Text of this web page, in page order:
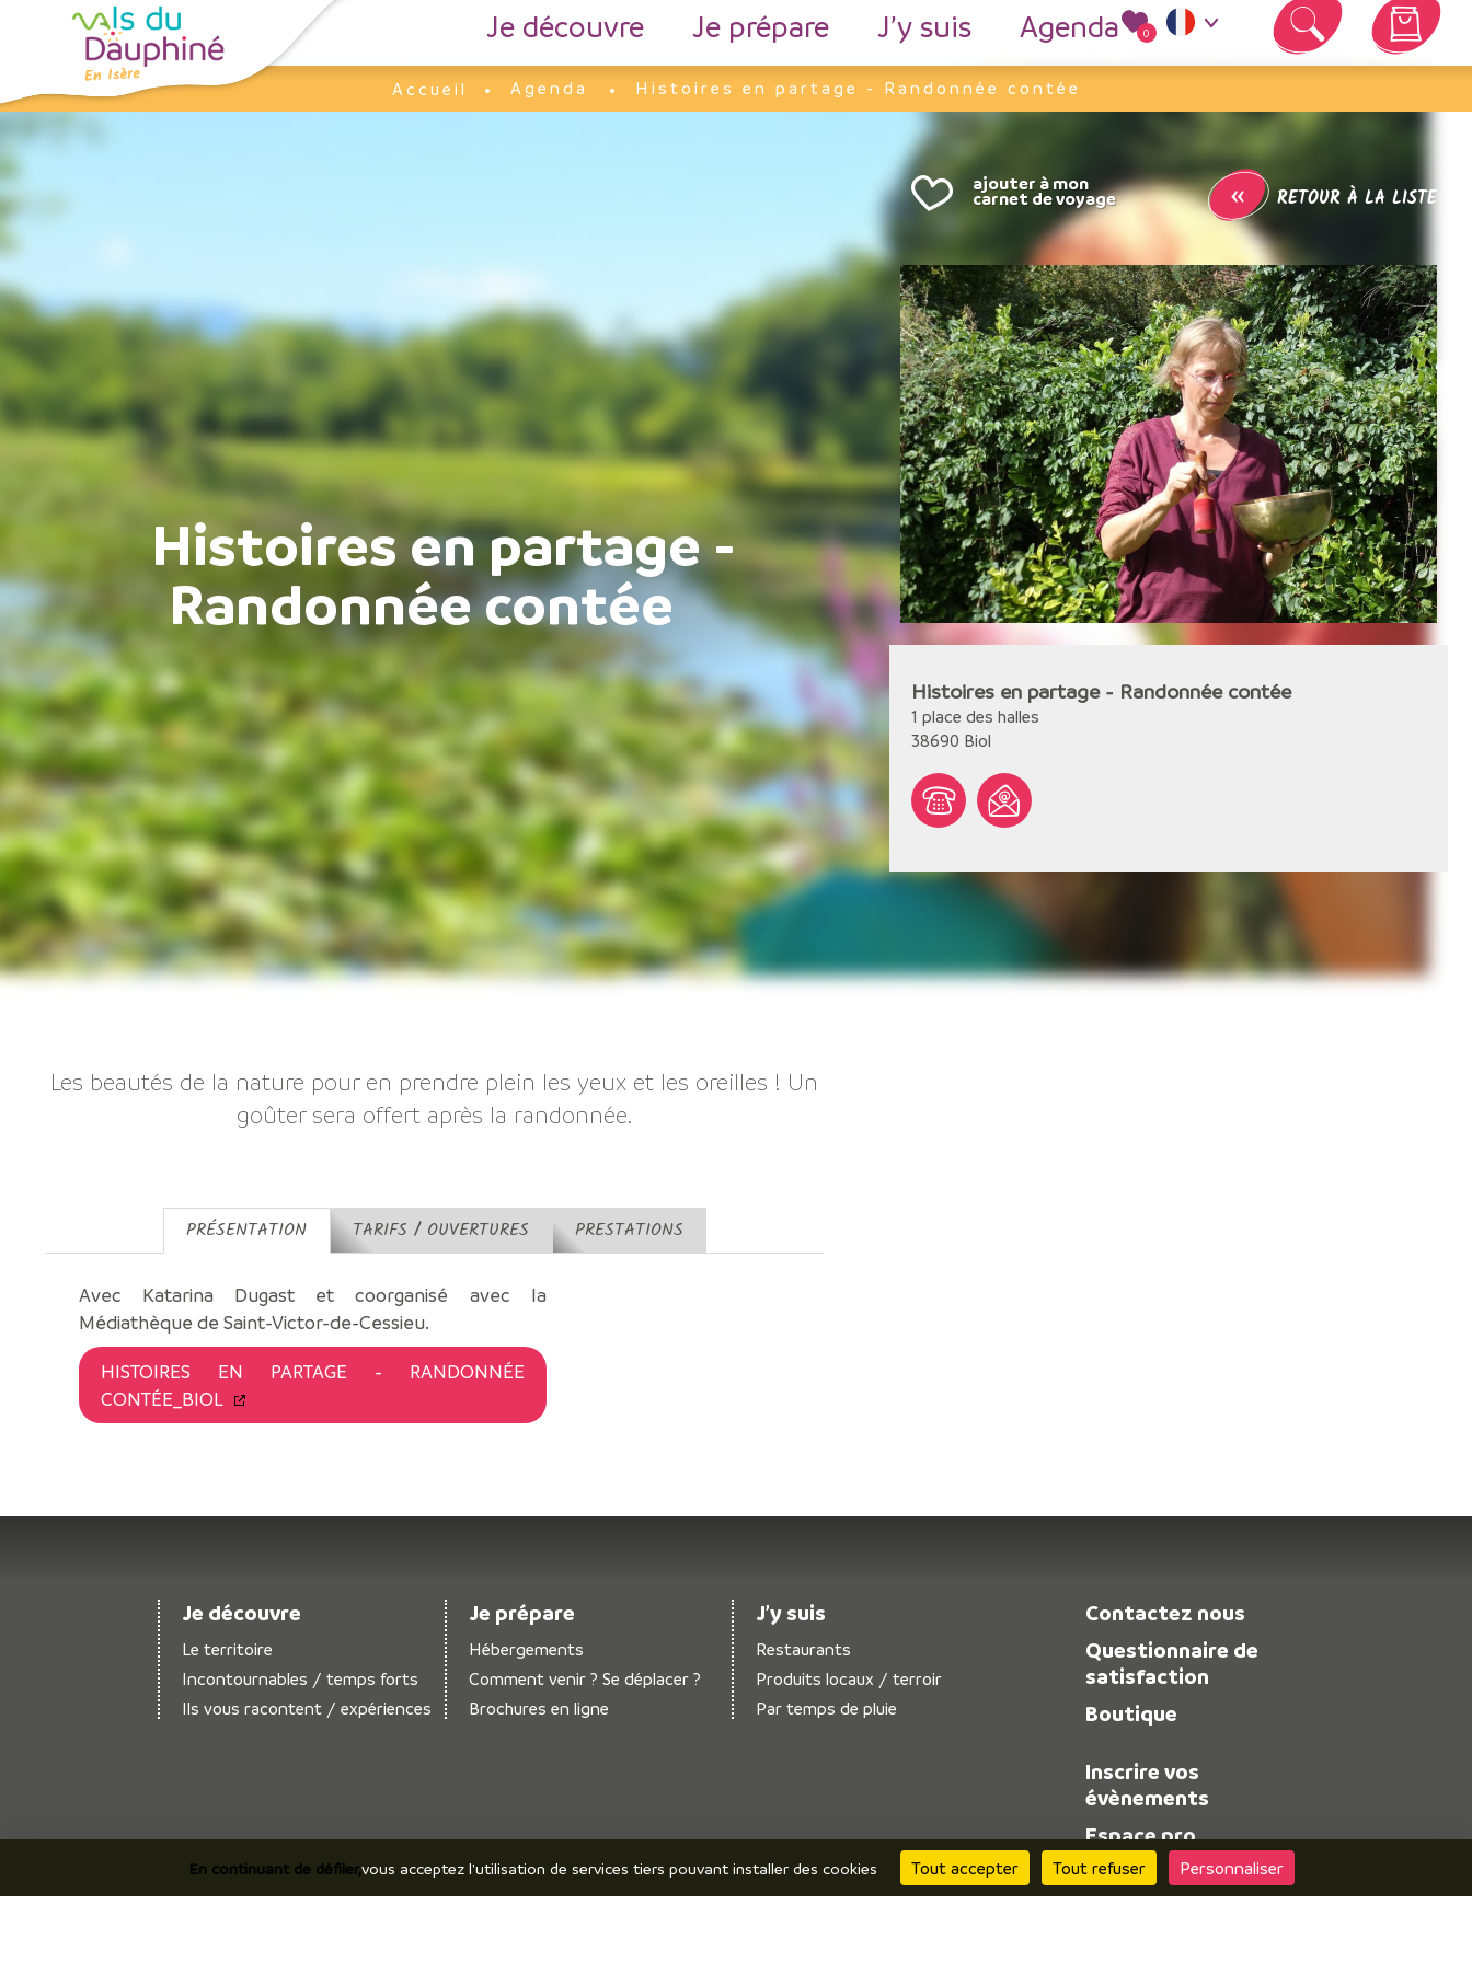
Je découvre Je prépare J’y suis Agenda 0
Votre panier est vide
Accueil
Agenda Histoires en partage - Randonnée contée
Histoires en partage -
Randonnée contée
Les beautés de la nature pour en prendre plein les yeux et les oreilles ! Un
goûter sera offert après la randonnée.
PRÉSENTATION TARIFS / OUVERTURES PRESTATIONS
Avec Katarina Dugast et coorganisé avec la
Médiathèque de Saint-Victor-de-Cessieu.
HISTOIRES EN PARTAGE - RANDONNÉE
CONTÉE_BIOL
« RETOUR À LA LISTE
Histoires en partage - Randonnée contée
1 place des halles
38690 Biol
Je découvre
Le territoire
Incontournables / temps forts
Ils vous racontent / expériences
Je prépare
Hébergements
Comment venir ? Se déplacer ?
Brochures en ligne
J’y suis
Restaurants
Produits locaux / terroir
Par temps de pluie
Contactez nous
Questionnaire de
satisfaction
Boutique
Inscrire vos
évènements
Espace pro
Espace presse
Panneau de gestion des cookies
En continuant de défiler,vous acceptez l'utilisation de services tiers pouvant installer des cookies Tout accepter Tout refuser Personnaliser